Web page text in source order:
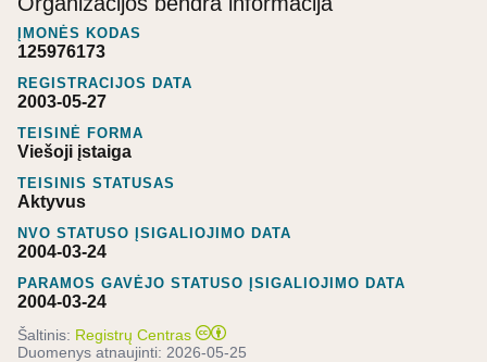
ĮMONĖS KODAS
125976173
REGISTRACIJOS DATA
2003-05-27
TEISINĖ FORMA
Viešoji įstaiga
TEISINIS STATUSAS
Aktyvus
NVO STATUSO ĮSIGALIOJIMO DATA
2004-03-24
PARAMOS GAVĖJO STATUSO ĮSIGALIOJIMO DATA
2004-03-24
Šaltinis: Registrų Centras
Duomenys atnaujinti: 2026-05-25